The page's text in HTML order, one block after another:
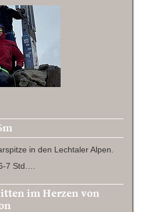
in den Lechtaler Alpen.
7 Std.…
im Herzen von